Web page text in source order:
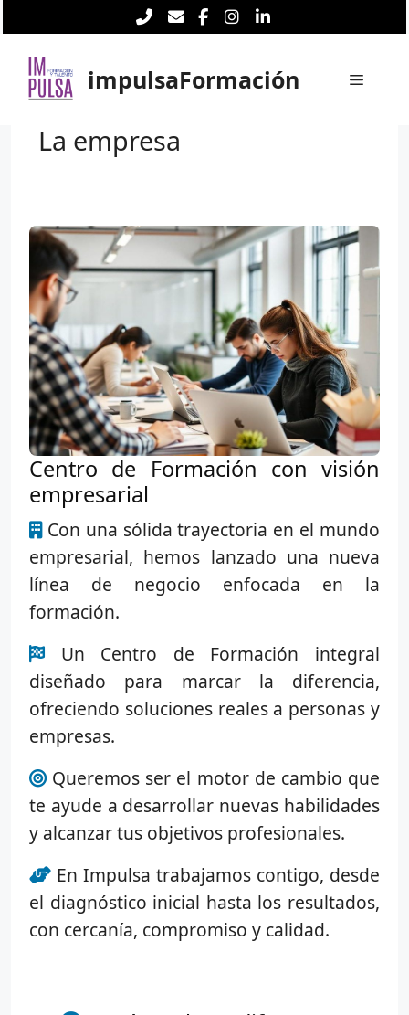
al
contenido
impulsaFormación Menú
La empresa
Centro de Formación con visión
empresarial
Con una sólida trayectoria en el mundo
empresarial, hemos lanzado una nueva
línea de negocio enfocada en la
formación.
Un Centro de Formación integral
diseñado para marcar la diferencia,
ofreciendo soluciones reales a personas y
empresas.
Queremos ser el motor de cambio que
te ayude a desarrollar nuevas habilidades
y alcanzar tus objetivos profesionales.
En Impulsa trabajamos contigo, desde
el diagnóstico inicial hasta los resultados,
con cercanía, compromiso y calidad.